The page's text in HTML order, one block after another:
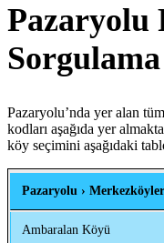
Pazaryolu
Sorgulama
Pazaryolu’nda yer alan
kodları aşağıda yer
köy seçimini aşağıdaki
Pazaryolu › Merkezköyler
Ambaralan Köyü